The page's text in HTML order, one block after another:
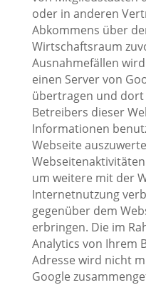
oder in anderen
Abkommens über
Wirtschaftsraum
Ausnahmefällen
einen Server von
übertragen und dort
Betreibers dieser
Informationen
Webseite
um weitere mit der
Internetnutzung
gegenüber dem
erbringen. Die im
Analytics von Ihrem
Adresse wird nicht
Google